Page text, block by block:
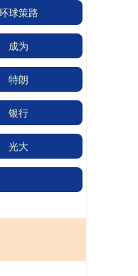
球策路
成为
特朗
银行
光大